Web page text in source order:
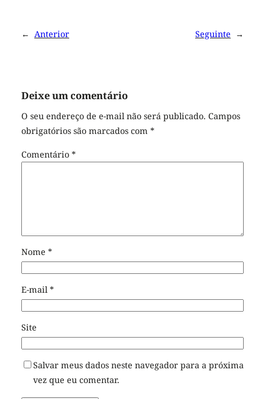
← Anterior Seguinte →
Deixe um comentário
O seu endereço de e-mail não será publicado. Campos
obrigatórios são marcados com *
Comentário *
Nome *
E-mail*
Site
Salvar meus dados neste navegador para a próxima
vez que eu comentar.